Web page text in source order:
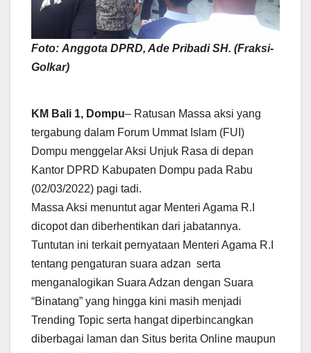
Foto: Anggota DPRD, Ade Pribadi SH. (Fraksi-
Golkar)
KM Bali 1, Dompu– Ratusan Massa aksi yang
tergabung dalam Forum Ummat Islam (FUI)
Dompu menggelar Aksi Unjuk Rasa di depan
Kantor DPRD Kabupaten Dompu pada Rabu
(02/03/2022) pagi tadi.
Massa Aksi menuntut agar Menteri Agama R.I
dicopot dan diberhentikan dari jabatannya.
Tuntutan ini terkait pernyataan Menteri Agama R.I
tentang pengaturan suara adzan serta
menganalogikan Suara Adzan dengan Suara
“Binatang” yang hingga kini masih menjadi
Trending Topic serta hangat diperbincangkan
diberbagai laman dan Situs berita Online maupun